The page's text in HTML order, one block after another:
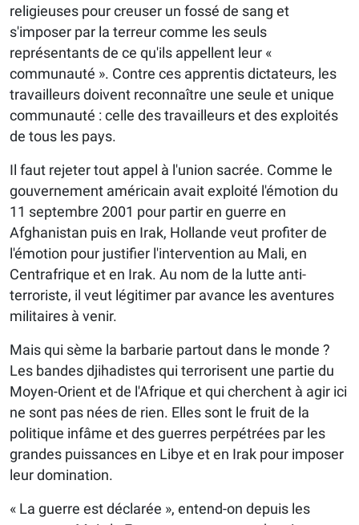
religieuses pour creuser un fossé de sang et
s'imposer par la terreur comme les seuls
représentants de ce qu'ils appellent leur «
communauté ». Contre ces apprentis dictateurs, les
travailleurs doivent reconnaître une seule et unique
communauté : celle des travailleurs et des exploités
de tous les pays.
Il faut rejeter tout appel à l'union sacrée. Comme le
gouvernement américain avait exploité l'émotion du
11 septembre 2001 pour partir en guerre en
Afghanistan puis en Irak, Hollande veut profiter de
l'émotion pour justifier l'intervention au Mali, en
Centrafrique et en Irak. Au nom de la lutte anti-
terroriste, il veut légitimer par avance les aventures
militaires à venir.
Mais qui sème la barbarie partout dans le monde ?
Les bandes djihadistes qui terrorisent une partie du
Moyen-Orient et de l'Afrique et qui cherchent à agir ici
ne sont pas nées de rien. Elles sont le fruit de la
politique infâme et des guerres perpétrées par les
grandes puissances en Libye et en Irak pour imposer
leur domination.
« La guerre est déclarée », entend-on depuis les